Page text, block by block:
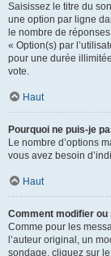
Saisissez le titre du
une option par ligne
le nombre de
« Option(s) par
pour une durée
vote.
Haut
Pourquoi ne puis-je
Le nombre d’options
vous avez besoin
Haut
Comment modifier
Comme pour les
l’auteur original, un
sondage, cliquez sur